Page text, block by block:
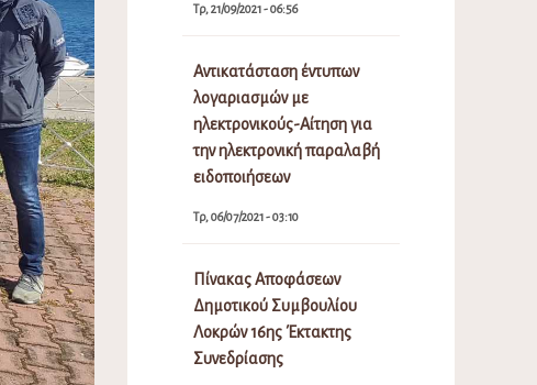
Τρ, 21/09/2021 - 06:56
Αντικατάσταση έντυπων
λογαριασμών με
ηλεκτρονικούς-Αίτηση για
την ηλεκτρονική παραλαβή
ειδοποιήσεων
Τρ, 06/07/2021 - 03:10
Πίνακας Αποφάσεων
Δημοτικού Συμβουλίου
Λοκρών 16ης Έκτακτης
Συνεδρίασης